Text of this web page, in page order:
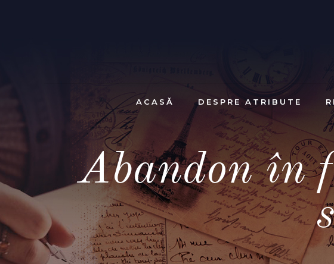
ACASĂ DESPRE ATRIBUTE
Abandon în